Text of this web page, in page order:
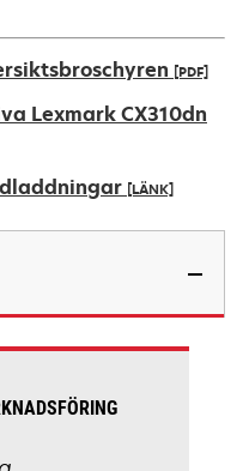
[PDF]
Lexmark CX310dn
[LÄNK]